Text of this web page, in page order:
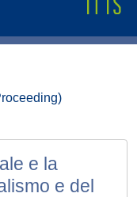
e la
e del